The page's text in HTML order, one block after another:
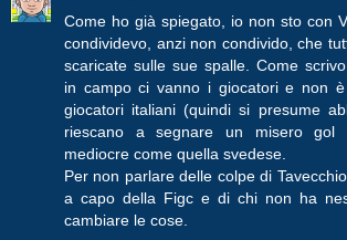
Come ho già spiegato, io non sto con
condividevo, anzi non condivido, che
scaricate sulle sue spalle. Come
in campo ci vanno i giocatori e non è
giocatori italiani (quindi si presume
riescano a segnare un misero gol
mediocre come quella svedese.
Per non parlare delle colpe di
a capo della Figc e di chi non ha
cambiare le cose.